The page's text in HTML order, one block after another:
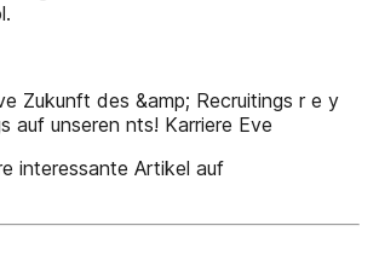
Zukunft des &amp; Recruitings r e y
auf unseren nts! Karriere Eve
interessante Artikel auf